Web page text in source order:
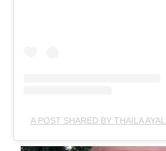
A POST SHARED BY THAILA